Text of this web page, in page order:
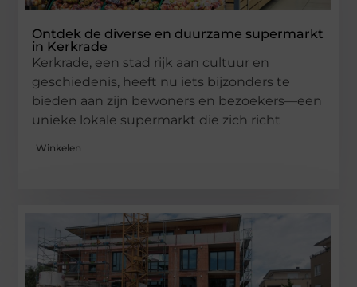
Ontdek de diverse en duurzame supermarkt
in Kerkrade
Kerkrade, een stad rijk aan cultuur en
geschiedenis, heeft nu iets bijzonders te
bieden aan zijn bewoners en bezoekers—een
unieke lokale supermarkt die zich richt
Winkelen